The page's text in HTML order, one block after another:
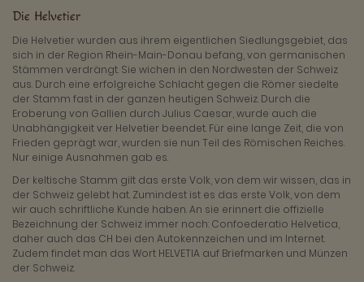
Die Helvetier
Die Helvetier wurden aus ihrem eigentlichen Siedlungsgebiet, das
sich in der Region Rhein-Main-Donau befang, von germanischen
Stämmen verdrängt. Sie wichen in den Nordwesten der Schweiz
aus. Durch eine erfolgreiche Schlacht gegen die Römer siedelte
der Stamm fast in der ganzen heutigen Schweiz. Durch die
Eroberung von Gallien durch Julius Caesar, wurde auch die
Unabhängigkeit ver Helvetier beendet. Für eine lange Zeit, die von
Frieden geprägt war, wurden sie nun Teil des Römischen Reiches.
Nur einige Ausnahmen gab es.
Der keltische Stamm gilt das erste Volk, von dem wir wissen, das in
der Schweiz gelebt hat. Zumindest ist es das erste Volk, von dem
wir auch schriftliche Kunde haben. An sie erinnert die offizielle
Bezeichnung der Schweiz immer noch: Confoederatio Helvetica,
daher auch das CH bei den Autokennzeichen und im Internet.
Zudem findet man das Wort HELVETIA auf Briefmarken und Münzen
der Schweiz.